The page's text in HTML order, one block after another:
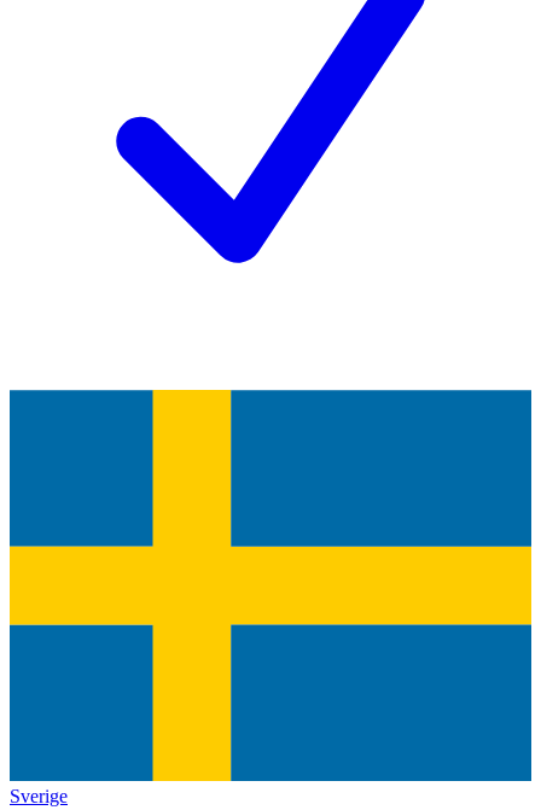
Sverige